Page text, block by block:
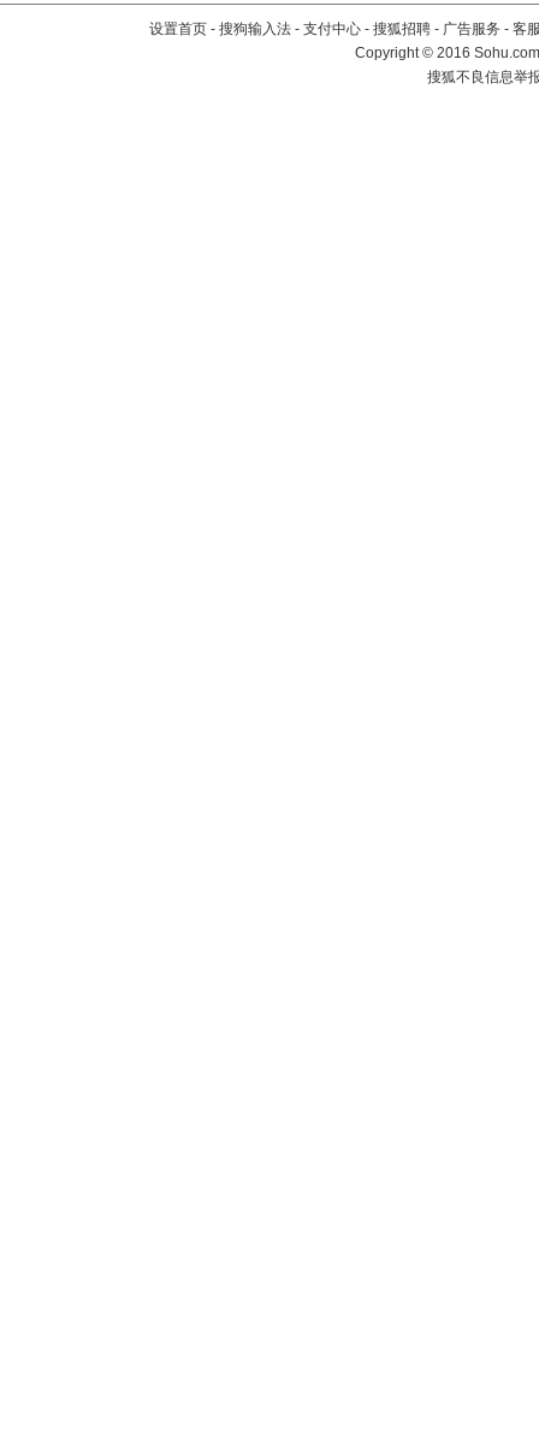
设置首页 - 搜狗输入法 - 支付中心 - 搜狐招聘 - 广告服务 - 客
Copyright©2016
搜狐不良信息举